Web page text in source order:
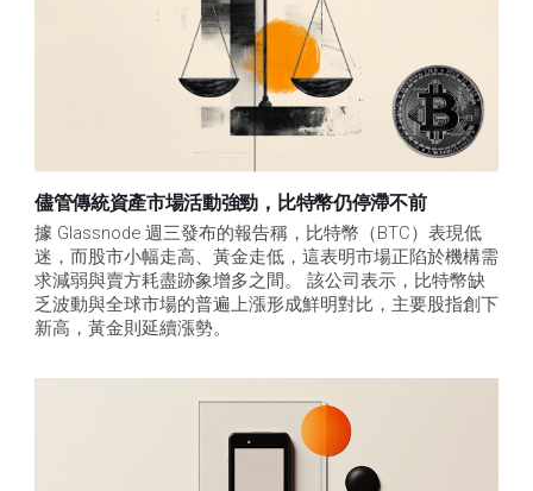
儘管傳統資產市場活動強勁，比特幣仍停滯不前
據 Glassnode 週三發布的報告稱，比特幣（BTC）表現低
迷，而股市小幅走高、黃金走低，這表明市場正陷於機構需
求減弱與賣方耗盡跡象增多之間。 該公司表示，比特幣缺
乏波動與全球市場的普遍上漲形成鮮明對比，主要股指創下
新高，黃金則延續漲勢。